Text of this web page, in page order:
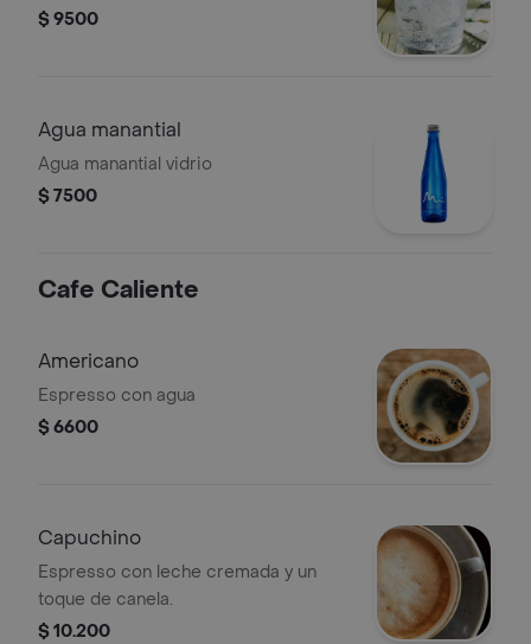
$ 9500
Agua manantial
Agua manantial vidrio
$ 7500
Cafe Caliente
Americano
Espresso con agua
$ 6600
Capuchino
Espresso con leche cremada y un
toque de canela.
$ 10.200